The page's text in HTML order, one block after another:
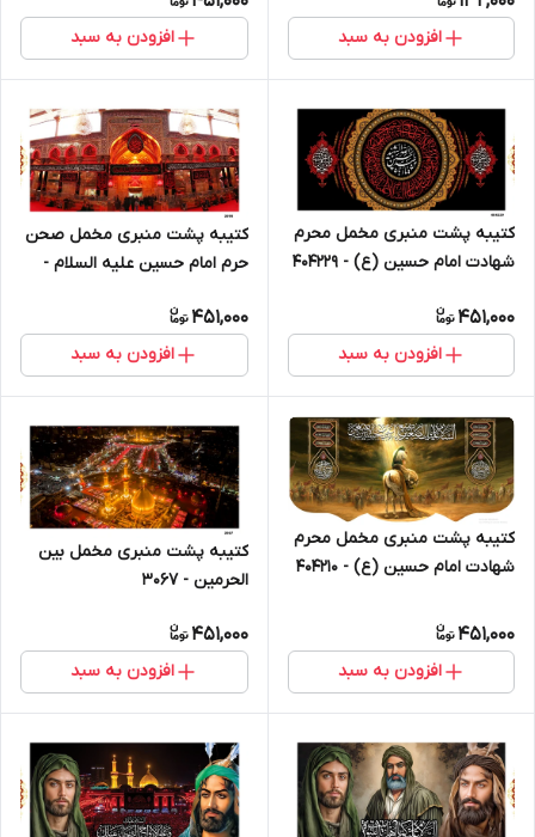
افزودن به سبد افزودن به سبد
کتیبه پشت منبری مخمل محرم
شهادت امام حسین (ع) - 404229
451,000
افزودن به سبد
کتیبه پشت منبری مخمل صحن
حرم امام حسین علیه السلام -
451,000
افزودن به سبد
کتیبه پشت منبری مخمل محرم
شهادت امام حسین (ع) - 404210
451,000
افزودن به سبد
کتیبه پشت منبری مخمل بین
الحرمین - 3067
451,000
افزودن به سبد